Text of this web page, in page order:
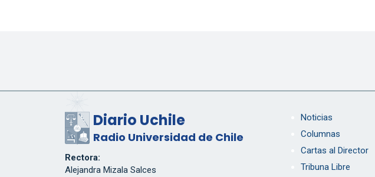
Diario Uchile
Radio Universidad de Chile
Rectora:
Alejandra Mizala Salces
Noticias
Columnas
Cartas al Director
Tribuna Libre